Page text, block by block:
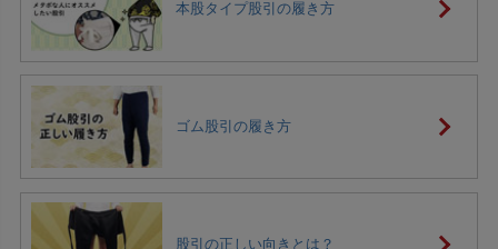
本股タイプ股引の履き方
ゴム股引の履き方
股引の正しい向きとは？